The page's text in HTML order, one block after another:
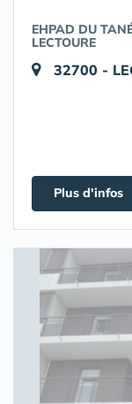
EHPAD DU
LECTOURE
32700 -
Plus d'infos